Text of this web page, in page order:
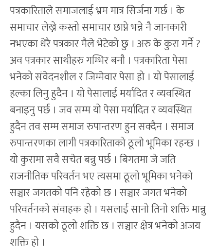
पत्रकारिताले समाजलाई भ्रम मात्र सिर्जना गर्छ । के
समाचार लेख्ने कस्तो समाचार छाप्ने भन्ने नै जानकारी
नभएका धेरै पत्रकार मैले भेटेको छु । अरु के कुरा गर्ने ?
अव पत्रकार साथीहरु गम्भिर बनौ । पत्रकारिता पेसा
भनेको संवेदनशील र जिम्मेवार पेसा हो । यो पेसालाई
हल्का लिनु हुदैन । यो पेसालाई मर्यादित र व्यवस्थित
बनाइनु पर्छ । जव सम्म यो पेसा मर्यादित र व्यवस्थित
हुदैन तव सम्म समाज रुपान्तरण हुन सक्दैन । समाज
रुपान्तरणका लागी पत्रकारिताको ठूलो भूमिका रहन्छ ।
यो कुरामा सवै सचेत बन्नु पर्छ । बिगतमा जे जति
राजनीतिक परिवर्तन भए त्यसमा ठूलो भूमिका भनेको
सञ्चार जगतको पनि रहेको छ । सञ्चार जगत भनेको
परिवर्तनको संवाहक हो । यसलाई सानो तिनो शक्ति मान्नु
हुदैन । यसको ठूलो शक्ति छ । सञ्चार क्षेत्र भनेको अजय
शक्ति हो ।